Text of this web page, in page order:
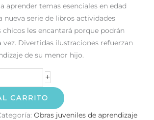
aprender temas esenciales en edad
nueva serie de libros actividades
chicos les encantará porque podrán
vez. Divertidas ilustraciones refuerzan
de su menor hijo.
+
CARRITO
Obras juveniles de aprendizaje